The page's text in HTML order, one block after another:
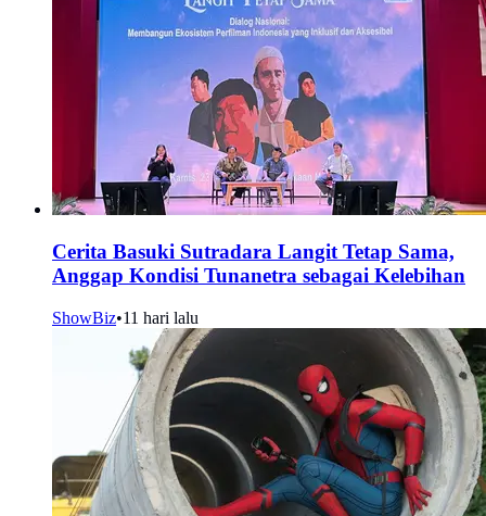
Cerita Basuki Sutradara Langit Tetap Sama,
Anggap Kondisi Tunanetra sebagai Kelebihan
ShowBiz•11 hari lalu